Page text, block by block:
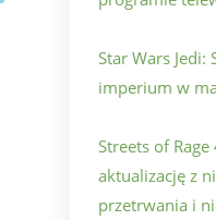
Star Wars
imperium w
Streets of
aktualizację z
przetrwania i